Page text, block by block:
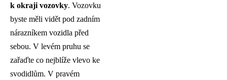
k okraji vozovky. Vozovku
byste měli vidět pod zadním
nárazníkem vozidla před
sebou. V levém pruhu se
zařaďte co nejblíže vlevo ke
svodidlům. V pravém